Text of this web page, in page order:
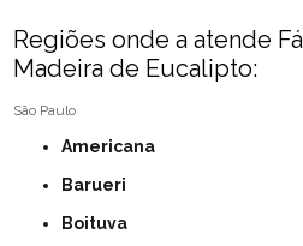
Regiões onde a atende
Madeira de Eucalipto:
São Paulo
Americana
Barueri
Boituva